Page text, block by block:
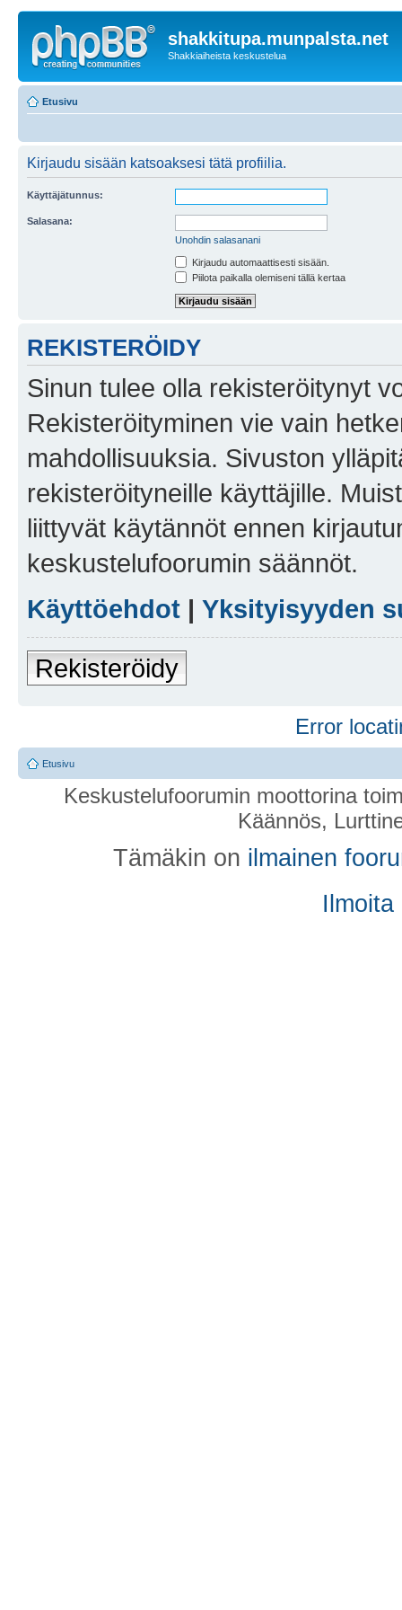
shakkitupa.munpalsta.net
Shakkiaiheista keskustelua
Etusivu
Kirjaudu sisään katsoaksesi tätä profiilia.
Käyttäjätunnus:
Salasana:
Unohdin salasanani
Kirjaudu automaattisesti sisään.
Piilota paikalla olemiseni tällä kertaa
REKISTERÖIDY
Sinun tulee olla rekisteröitynyt
Rekisteröityminen vie vain
mahdollisuuksia. Sivuston
rekisteröityneille käyttäjille.
liittyvät käytännöt ennen
keskustelufoorumin säännöt.
Käyttöehdot | Yksityisyyden
Rekisteröidy
Error
Etusivu
Keskustelufoorumin moottorina
Käännös,
Tämäkin on ilmainen